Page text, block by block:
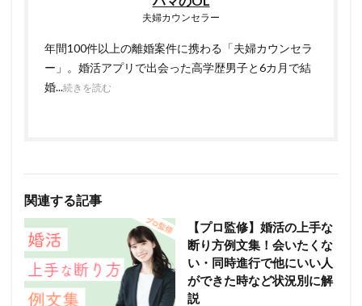
夫婦カウンセラー
年間100件以上の離婚案件に携わる「夫婦カウンセラ
ー」。婚活アプリで出会った高学歴男子と6カ月で結
婚...続きを読む
関連する記事
【プロ監修】婚活の上手な
断り方例文集！会いたくな
い・同時進行で他にいい人
ができた時など状況別に解
説